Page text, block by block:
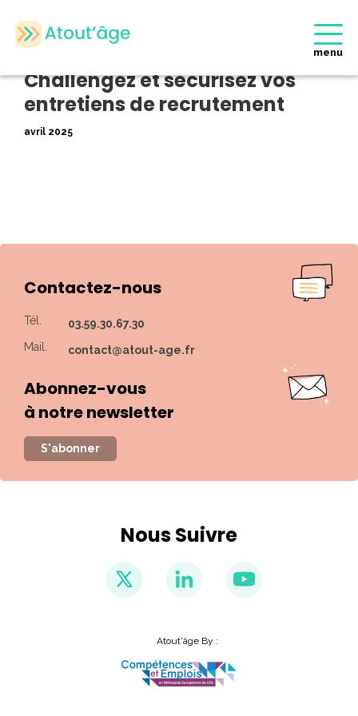
menu
entretiens de recrutement
Challengez et sécurisez vos
entretiens de recrutement
avril 2025
Contactez-nous
Tél.
03.59.30.67.30
Mail.
contact@atout-age.fr
Abonnez-vous
à notre newsletter
S'abonner
Nous Suivre
Atout'âge By :